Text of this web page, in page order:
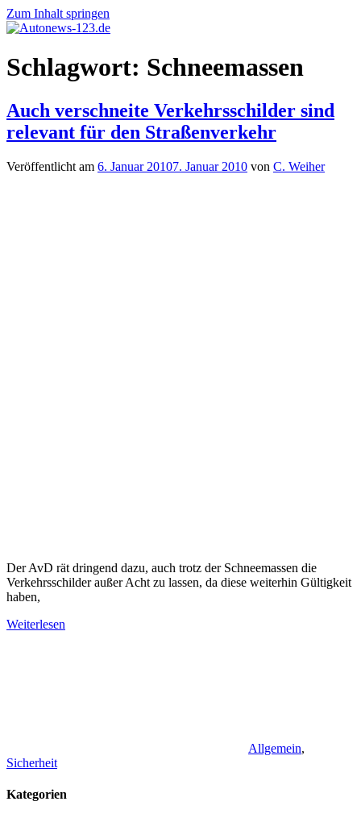
Zum Inhalt springen
Autonews-
123.de
Autonews
mit
Schlagwort: Schneemassen
Auch verschneite Verkehrsschilder sind
relevant für den Straßenverkehr
Veröffentlicht am 6. Januar 20107. Januar 2010 von C. Weiher
Der AvD rät dringend dazu, auch trotz der Schneemassen die
Verkehrsschilder außer Acht zu lassen, da diese weiterhin Gültigkeit
haben,
Weiterlesen
Allgemein,
Sicherheit
Kategorien